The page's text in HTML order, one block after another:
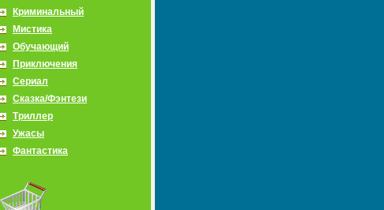
Криминальный
Мистика
Обучающий
Приключения
Сериал
Сказка/Фэнтези
Триллер
Ужасы
Фантастика